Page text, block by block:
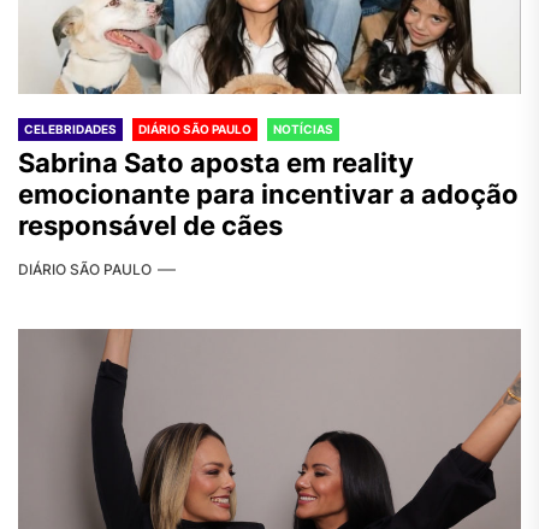
CELEBRIDADES DIÁRIO SÃO PAULO NOTÍCIAS
Sabrina Sato aposta em reality
emocionante para incentivar a adoção
responsável de cães
DIÁRIO SÃO PAULO